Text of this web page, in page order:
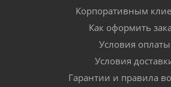
Корпоративным
Как оформить
Условия оплаты
Условия
Гарантии и правила